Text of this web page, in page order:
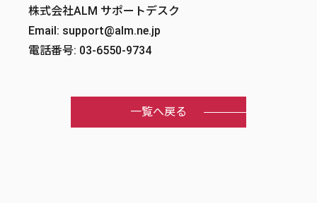
株式会社ALM サポートデスク
Email: support@alm.ne.jp
電話番号: 03-6550-9734
一覧へ戻る